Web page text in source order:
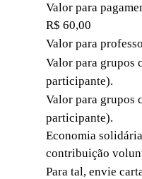
Valor para
R$ 60,00
Valor para
Valor para grupos
participante).
Valor para grupos
participante).
Economia
contribuição
Para tal, envie